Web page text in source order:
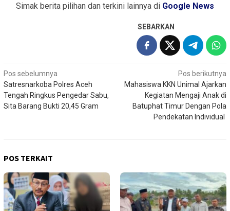
Simak berita pilihan dan terkini lainnya di Google News
SEBARKAN
Navigasi
pos
Pos sebelumnya
Satresnarkoba Polres Aceh
Tengah Ringkus Pengedar Sabu,
Sita Barang Bukti 20,45 Gram
Pos berikutnya
Mahasiswa KKN Unimal Ajarkan
Kegiatan Mengaji Anak di
Batuphat Timur Dengan Pola
Pendekatan Individual
POS TERKAIT